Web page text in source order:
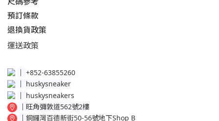
預訂條款
退換貨政策​
運送政策​
│ +852-63855260
huskysneaker
│ huskysneakers
│ 旺角彌敦道562號2樓
│ 銅鑼灣百德新街50-56號地下Shop B